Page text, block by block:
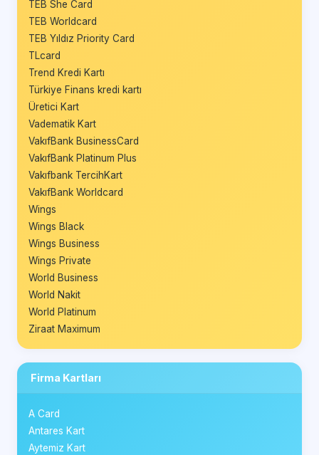
TEB She Card
TEB Worldcard
TEB Yıldız Priority Card
TLcard
Trend Kredi Kartı
Türkiye Finans kredi kartı
Üretici Kart
Vadematik Kart
VakıfBank BusinessCard
VakıfBank Platinum Plus
Vakıfbank TercihKart
VakıfBank Worldcard
Wings
Wings Black
Wings Business
Wings Private
World Business
World Nakit
World Platinum
Ziraat Maximum
Firma Kartları
A Card
Antares Kart
Aytemiz Kart